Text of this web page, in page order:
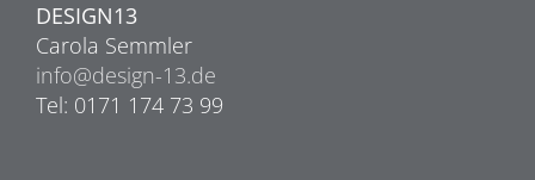
DESIGN13
Carola Semmler
info@design-13.de
Tel: 0171 174 73 99